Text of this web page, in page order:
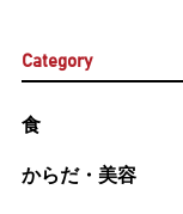
Category
食
からだ・美容